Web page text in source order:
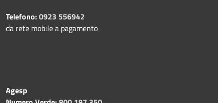
Telefono:0923 556942
da rete mobile a pagamento
Agesp